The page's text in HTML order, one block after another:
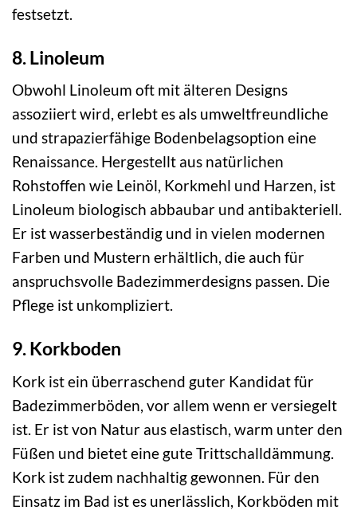
festsetzt.
8. Linoleum
Obwohl Linoleum oft mit älteren Designs
assoziiert wird, erlebt es als umweltfreundliche
und strapazierfähige Bodenbelagsoption eine
Renaissance. Hergestellt aus natürlichen
Rohstoffen wie Leinöl, Korkmehl und Harzen, ist
Linoleum biologisch abbaubar und antibakteriell.
Er ist wasserbeständig und in vielen modernen
Farben und Mustern erhältlich, die auch für
anspruchsvolle Badezimmerdesigns passen. Die
Pflege ist unkompliziert.
9. Korkboden
Kork ist ein überraschend guter Kandidat für
Badezimmerböden, vor allem wenn er versiegelt
ist. Er ist von Natur aus elastisch, warm unter den
Füßen und bietet eine gute Trittschalldämmung.
Kork ist zudem nachhaltig gewonnen. Für den
Einsatz im Bad ist es unerlässlich, Korkböden mit